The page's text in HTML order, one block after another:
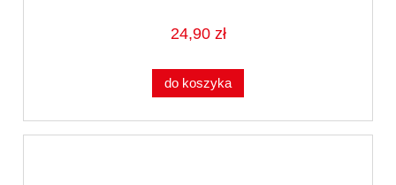
24,90 zł
do koszyka